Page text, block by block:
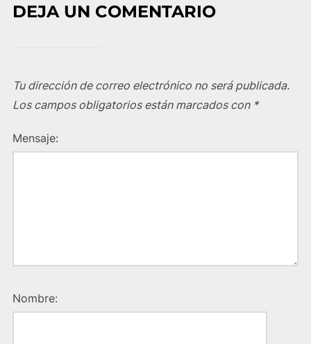
DEJA UN COMENTARIO
Tu dirección de correo electrónico no será publicada.
Los campos obligatorios están marcados con *
Mensaje:
Nombre: